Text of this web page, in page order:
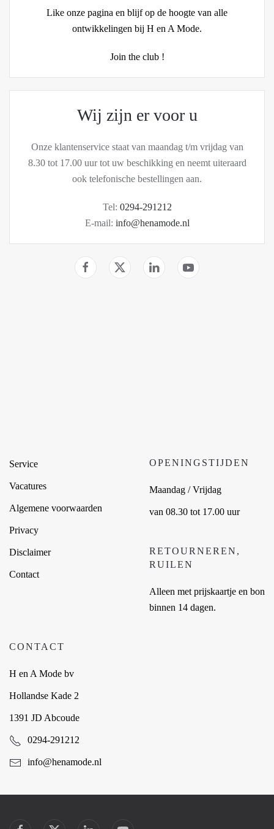
Like onze pagina en blijf op de hoogte van alle
ontwikkelingen bij H en A Mode.
Join the club !
Wij zijn er voor u
Onze klantenservice staat van maandag t/m vrijdag van
8.30 tot 17.00 uur tot uw beschikking en neemt uiteraard
ook telefonische bestellingen aan.
Tel: 0294-291212
E-mail: info@henamode.nl
Service
Vacatures
Algemene voorwaarden
Privacy
Disclaimer
Contact
OPENINGSTIJDEN
Maandag / Vrijdag
van 08.30 tot 17.00 uur
RETOURNEREN,
RUILEN
Alleen met prijskaartje en bon
binnen 14 dagen.
CONTACT
H en A Mode bv
Hollandse Kade 2
1391 JD Abcoude
0294-291212
info@henamode.nl